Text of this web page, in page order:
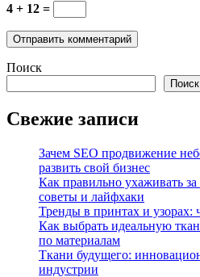
4 + 12 =
Поиск
Поиск
Свежие записи
Зачем SEO продвижение
развить свой бизнес
Как правильно ухаживать
советы и лайфхаки
Тренды в принтах и узорах:
Как выбрать идеальную
по материалам
Ткани будущего:
индустрии